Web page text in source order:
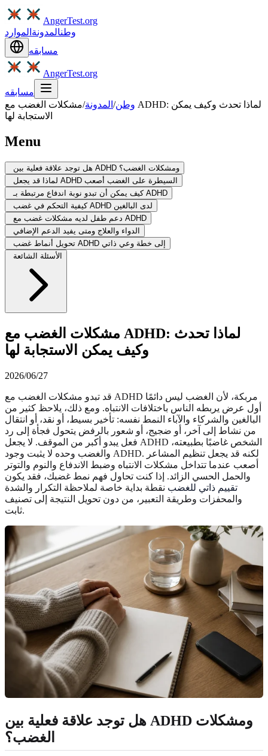
AngerTest.org
وطنالمدونة الموارد
مسابقه
AngerTest.org
مسابقه
وطن/ المدونة/مشكلات الغضب مع ADHD: لماذا تحدث وكيف يمكن
الاستجابة لها
Menu
هل توجد علاقة فعلية بين ADHD ومشكلات الغضب؟
لماذا قد يجعل ADHD السيطرة على الغضب أصعب
كيف يمكن أن تبدو نوبة اندفاع مرتبطة بـ ADHD
كيفية التحكم في غضب ADHD لدى البالغين
دعم طفل لديه مشكلات غضب مع ADHD
الدواء والعلاج ومتى يفيد الدعم الإضافي
تحويل أنماط غضب ADHD إلى خطة وعي ذاتي
الأسئلة الشائعة
مشكلات الغضب مع ADHD: لماذا تحدث
وكيف يمكن الاستجابة لها
2026/06/27
قد تبدو مشكلات الغضب مع ADHD مربكة، لأن الغضب ليس دائمًا
أول عرض يربطه الناس باختلافات الانتباه. ومع ذلك، يلاحظ كثير من
البالغين والشركاء والآباء النمط نفسه: تأخير بسيط، أو نقد، أو انتقال
من نشاط إلى آخر، أو ضجيج، أو شعور بالرفض يتحول فجأة إلى رد
فعل يبدو أكبر من الموقف. لا يجعل ADHD الشخص غاضبًا بطبيعته،
والغضب وحده لا يثبت وجود ADHD. لكنه قد يجعل تنظيم المشاعر
أصعب عندما تتداخل مشكلات الانتباه وضبط الاندفاع والنوم والتوتر
والحمل الحسي الزائد. إذا كنت تحاول فهم نمط غضبك، فقد يكون
تقييم ذاتي للغضب نقطة بداية خاصة لملاحظة التكرار والشدة
والمحفزات وطريقة التعبير، من دون تحويل النتيجة إلى تصنيف
ثابت.
هل توجد علاقة فعلية بين ADHD ومشكلات
الغضب؟